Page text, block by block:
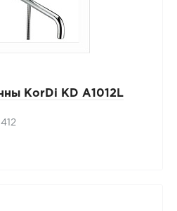
KorDi KD A1012L